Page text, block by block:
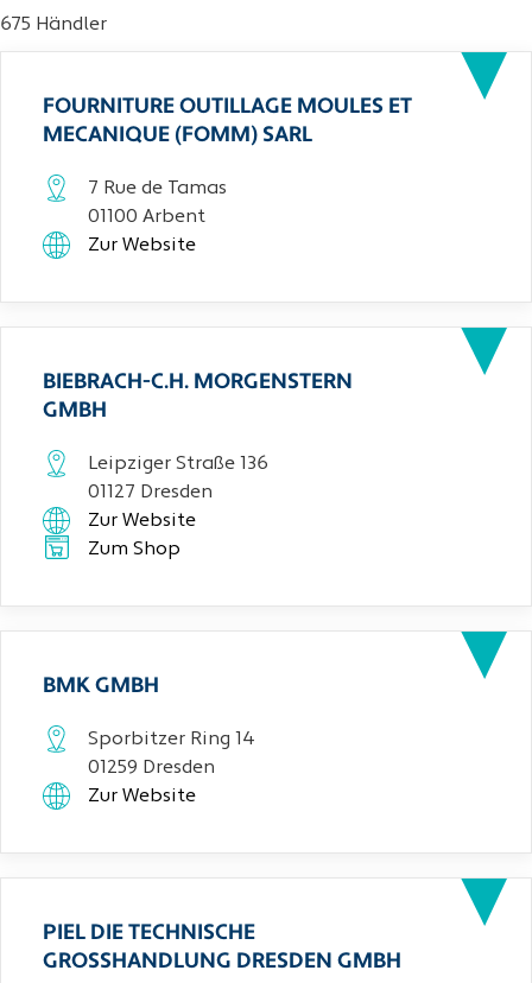
675 Händler
FOURNITURE OUTILLAGE MOULES ET
MECANIQUE (FOMM) SARL
7 Rue de Tamas
01100 Arbent
Zur Website
BIEBRACH-C.H. MORGENSTERN
GMBH
Leipziger Straße 136
01127 Dresden
Zur Website
Zum Shop
BMK GMBH
Sporbitzer Ring 14
01259 Dresden
Zur Website
PIEL DIE TECHNISCHE
GROSSHANDLUNG DRESDEN GMBH